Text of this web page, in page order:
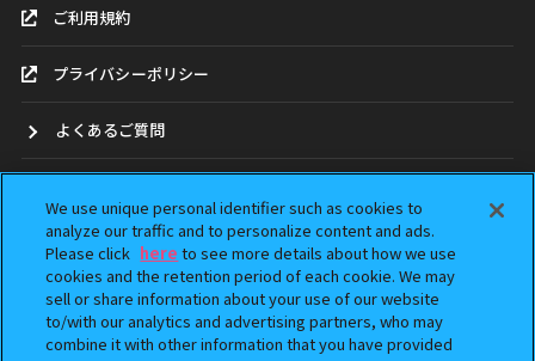
ご利用規約
プライバシーポリシー
よくあるご質問
ガシャポンどこ？
アンケート
ウェブアクセシビリティ方針
We use unique personal identifier such as cookies to
analyze our traffic and to personalize content and ads.
Please click here to see more details about how we use
cookies and the retention period of each cookie. We may
sell or share information about your use of our website
to/with our analytics and advertising partners, who may
combine it with other information that you have provided